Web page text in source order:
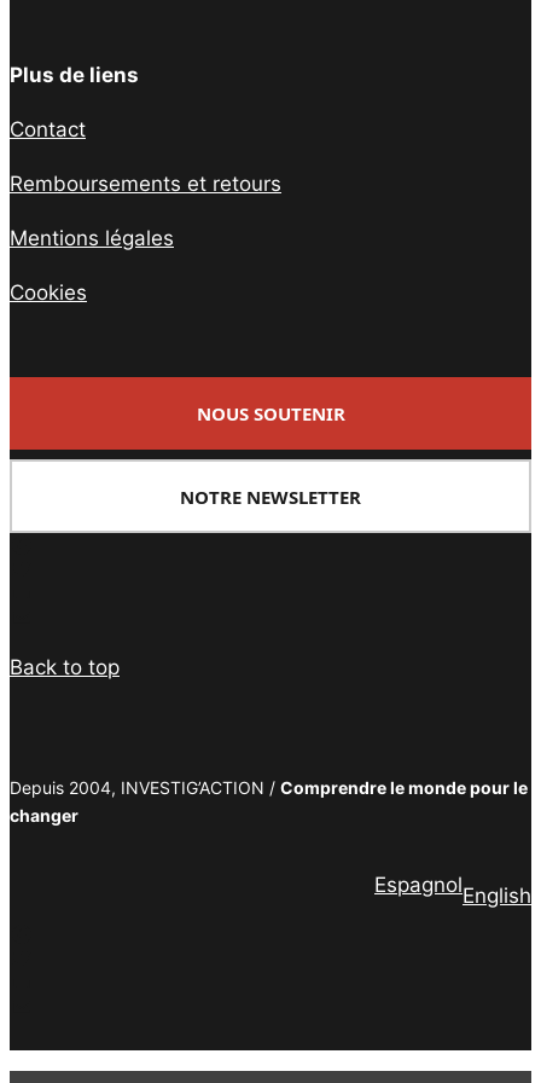
Plus de liens
Contact
Remboursements et retours
Mentions légales
Cookies
NOUS SOUTENIR
NOTRE NEWSLETTER
Back to top
Depuis 2004, INVESTIG’ACTION / Comprendre le monde pour le
changer
EspagnolEnglish